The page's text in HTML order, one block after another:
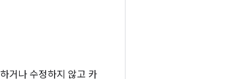
거나 수정하지 않고 카